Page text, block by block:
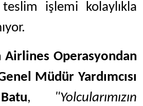
işlemi kolaylıkla
Airlines Operasyondan
Müdür Yardımcısı
,
"Yolcularımızın